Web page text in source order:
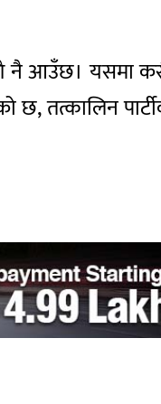
नै आउँछ। यसमा
छ, तत्कालिन